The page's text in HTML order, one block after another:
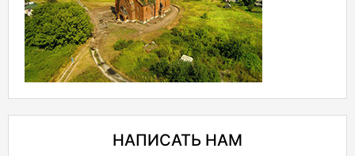
НАПИСАТЬ НАМ